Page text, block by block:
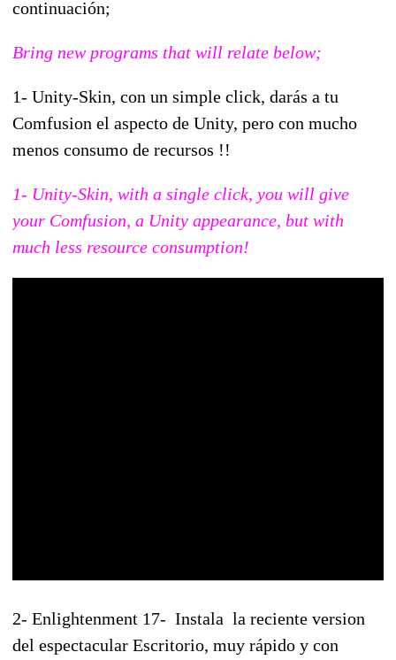
continuación;
Bring new programs that will relate below;
1- Unity-Skin, con un simple click, darás a tu
Comfusion el aspecto de Unity, pero con mucho
menos consumo de recursos !!
1- Unity-Skin, with a single click, you will give
your Comfusion, a Unity appearance, but with
much less resource consumption!
2- Enlightenment 17- Instala la reciente version
del espectacular Escritorio, muy rápido y con